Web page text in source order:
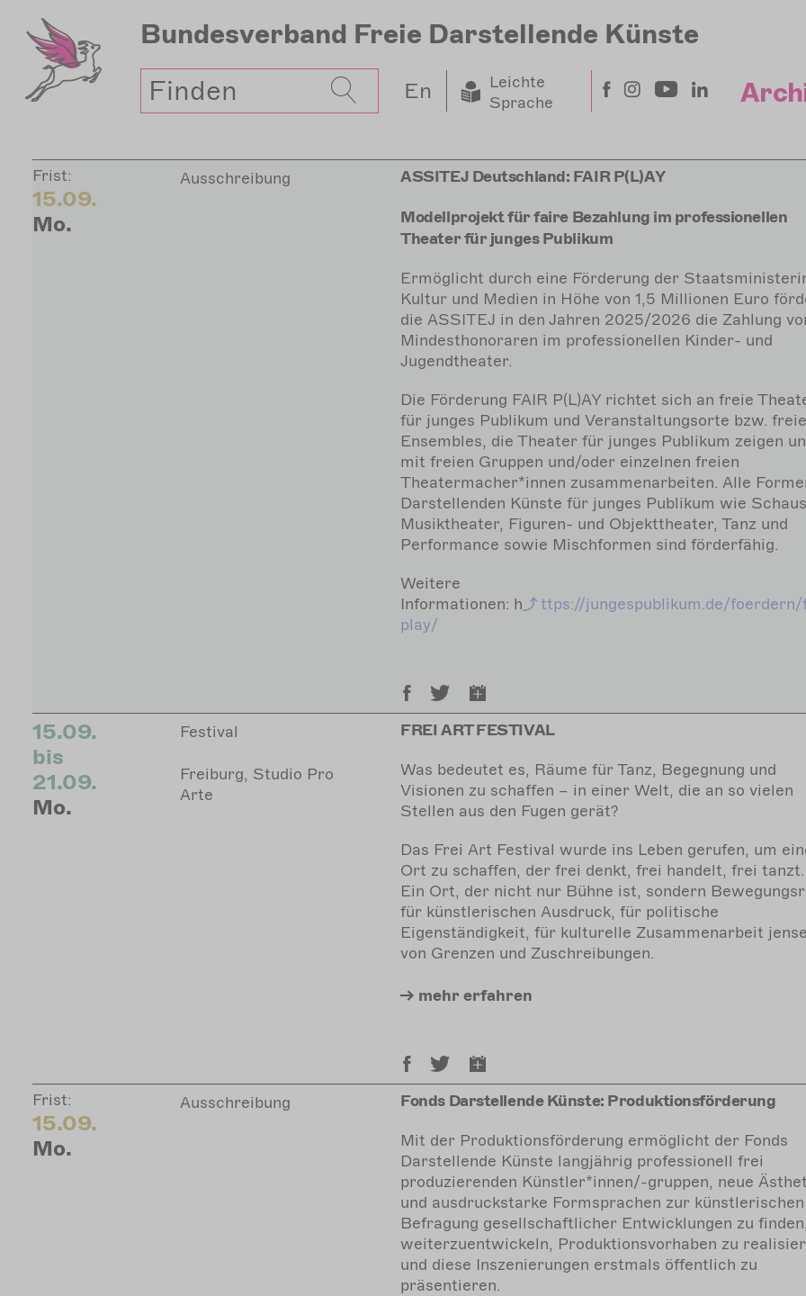
zum
Inhalt
Bundesverband Freie Darstellende Künste
Suche
En
Leichte
Sprache
Frist:
15.09.
Mo.
Ausschreibung ASSITEJ Deutschland: FAIR P(L)AY
Modellprojekt für faire Bezahlung im professionellen
Theater für junges Publikum
Ermöglicht durch eine Förderung der
Kultur und Medien in Höhe von 1,5 Millionen Euro
die ASSITEJ in den Jahren 2025/2026 die Zahlung
Mindesthonoraren im professionellen Kinder- und
Jugendtheater.
Die Förderung FAIR P(L)AY richtet sich an freie
für junges Publikum und Veranstaltungsorte bzw. freie
Ensembles, die Theater für junges Publikum zeigen
mit freien Gruppen und/oder einzelnen freien
Theatermacher*innen zusammenarbeiten. Alle
Darstellenden Künste für junges Publikum wie
Musiktheater, Figuren- und Objekttheater, Tanz und
Performance sowie Mischformen sind förderfähig.
Weitere
Informationen: h
ttps://jungespublikum.de/
play/
15.09.
bis
21.09.
Mo.
Festival
Freiburg, Studio Pro
Arte
FREI ART FESTIVAL
Was bedeutet es, Räume für Tanz, Begegnung und
Visionen zu schaffen – in einer Welt, die an so vielen
Stellen aus den Fugen gerät?
Das Frei Art Festival wurde ins Leben gerufen, um
Ort zu schaffen, der frei denkt, frei handelt, frei tanzt.
Ein Ort, der nicht nur Bühne ist, sondern
für künstlerischen Ausdruck, für politische
Eigenständigkeit, für kulturelle Zusammenarbeit
von Grenzen und Zuschreibungen.
mehr erfahren
Frist:
15.09.
Mo.
Ausschreibung
Fonds Darstellende Künste: Produktionsförderung
Mit der Produktionsförderung ermöglicht der Fonds
Darstellende Künste langjährig professionell frei
produzierenden Künstler*innen/-gruppen, neue
und ausdruckstarke Formsprachen zur künstlerischen
Befragung gesellschaftlicher Entwicklungen zu finden,
weiterzuentwickeln, Produktionsvorhaben zu
und diese Inszenierungen erstmals öffentlich zu
präsentieren.